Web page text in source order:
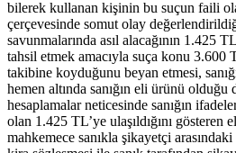
bilerek kullanan kişinin bu suçun faili
çerçevesinde somut olay
savunmalarında asıl alacağının 1.425
tahsil etmek amacıyla suça konu 3.600
takibine koyduğunu beyan etmesi,
hemen altında sanığın eli ürünü
hesaplamalar neticesinde sanığın
olan 1.425 TL’ye ulaşıldığını gösteren
mahkemece sanıkla şikayetçi